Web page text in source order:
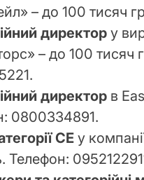
– до 100 тисяч
директор у
– до 100 тисяч
директор в
0800334891.
СЕ у
Телефон: